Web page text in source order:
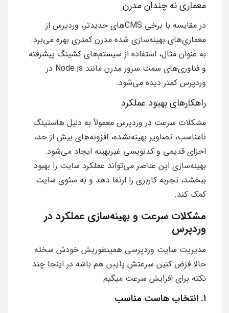
معماری نه چندان مدرن
در مقایسه با برخی CMSهای جدیدتر، وردپرس از
معماری‌های بهینه‌سازی شده مدرن کمتری بهره می‌برد.
به عنوان مثال، استفاده از سیستم‌های کشینگ پیشرفته
و فناوری‌های سمت سرور مدرن مانند Node.js در
وردپرس کمتر دیده می‌شود.
راهکارهای بهبود عملکرد
مشکلات سرعت در وردپرس معمولاً به دلیل هاستینگ
نامناسب، تصاویر بهینه‌نشده، افزونه‌های بیش از حد،
اجزای قدیمی و کدنویسی غیربهینه ایجاد می‌شود.
بهینه‌سازی این عناصر می‌تواند عملکرد سایت را بهبود
ببخشد، تجربه کاربری را ارتقا دهد و به سئوی سایت
کمک کند.
مشکلات سرعت و بهینه‌سازی عملکرد در
وردپرس
مدیریت سایت وردپرسی همینطوریش خودش سخته
حالا فزض کنین سرعتش پایین هم باشه در اینجا چند
نکته برای افزایش سرعت میگیم
۱. انتخاب هاست مناسب